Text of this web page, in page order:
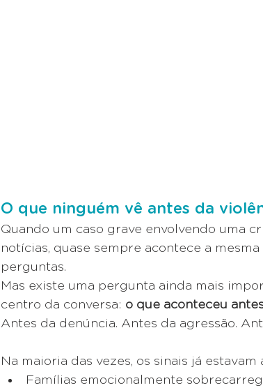
O que ninguém vê antes da
Quando um caso grave envolvendo uma
notícias, quase sempre acontece a
perguntas.
Mas existe uma pergunta ainda mais
centro da conversa: o que aconteceu
Antes da denúncia. Antes da agressão.
Na maioria das vezes, os sinais já estavam
Famílias emocionalmente